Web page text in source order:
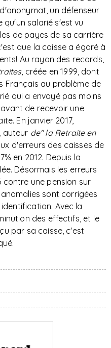
un défenseur
qu'un salarié s'est vu
de payes de sa carrière
que la caisse a égaré à
Au rayon des records,
, créée en 1999, dont
Français au problème de
qui a envoyé pas moins
de recevoir une
En janvier 2017,
auteur de" la Retraite en
d'erreurs des caisses de
en 2012. Depuis la
Désormais les erreurs
contre une pension sur
anomalies sont corrigées
Avec la
des effectifs, et le
par sa caisse, c'est